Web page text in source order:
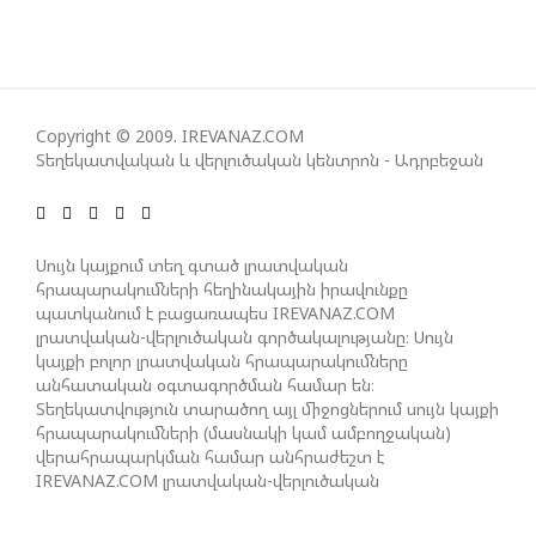
ԳՈՐԾՈՒՆԵՈՒԹՅՈՒՆ ԱԴՐԲԵՋԱՆՈՒՄ ԱՆՕՐԻՆԱԿԱՆ
Է ՃԱՆԱՉՎԵԼ
ՄԱԼԴԻՎՑԻ ԳՈՐԾԸՆԿԵՐ ՄՈՀԱՄՄԵԴ ՄՈՒԻԶԱՅԻՆ.
«ՄԵՆՔ ԳՈՀ ԵՆՔ ԱԴՐԲԵՋԱՆԻ ԵՎ ՄԱԼԴԻՎՆԵՐԻ
ՄԻՋԵՎ ՀԱՐԱԲԵՐՈՒԹՅՈՒՆՆԵՐԻ ԴԻՆԱՄԻԿ
ԶԱՐԳԱՑՈՒՄԻՑ»
ՇԱՐՈՒՆԱԿՎՈՒՄ Է «ՄԵԾ ՎԵՐԱԴԱՐՁ» ԾՐԱԳՐԻ
ԻՐԱԿԱՆԱՑՈՒՄԸ
Copyright © 2009. IREVANAZ.COM
Տեղեկատվական և վերլուծական կենտրոն - Ադրբեջան
Սույն կայքում տեղ գտած լրատվական
հրապարակումների հեղինակային իրավունքը
պատկանում է բացառապես IREVANAZ.COM
լրատվական-վերլուծական գործակալությանը։ Սույն
կայքի բոլոր լրատվական հրապարակումները
անհատական օգտագործման համար են։
Տեղեկատվություն տարածող այլ միջոցներում սույն կայքի
հրապարակումների (մասնակի կամ ամբողջական)
վերահրապարկման համար անհրաժեշտ է
IREVANAZ.COM լրատվական-վերլուծական